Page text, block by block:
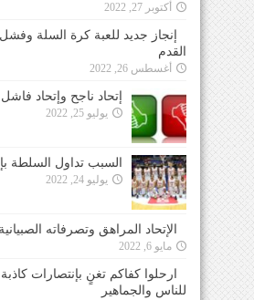
أكتوبر 27, 2022
إنجاز جديد للعبة كرة السلة
القدم
أغسطس 26, 2022
إتحاد ناجح وإتحاد فاشل
يوليو 25, 2022
السبب تداول السلطة
يوليو 24, 2022
الإتحاد المراهق وتصرفاته
مايو 6, 2022
ارحلوا كفاكم تغنٍ بإنتصارات كاذبة
للناس والجماهير